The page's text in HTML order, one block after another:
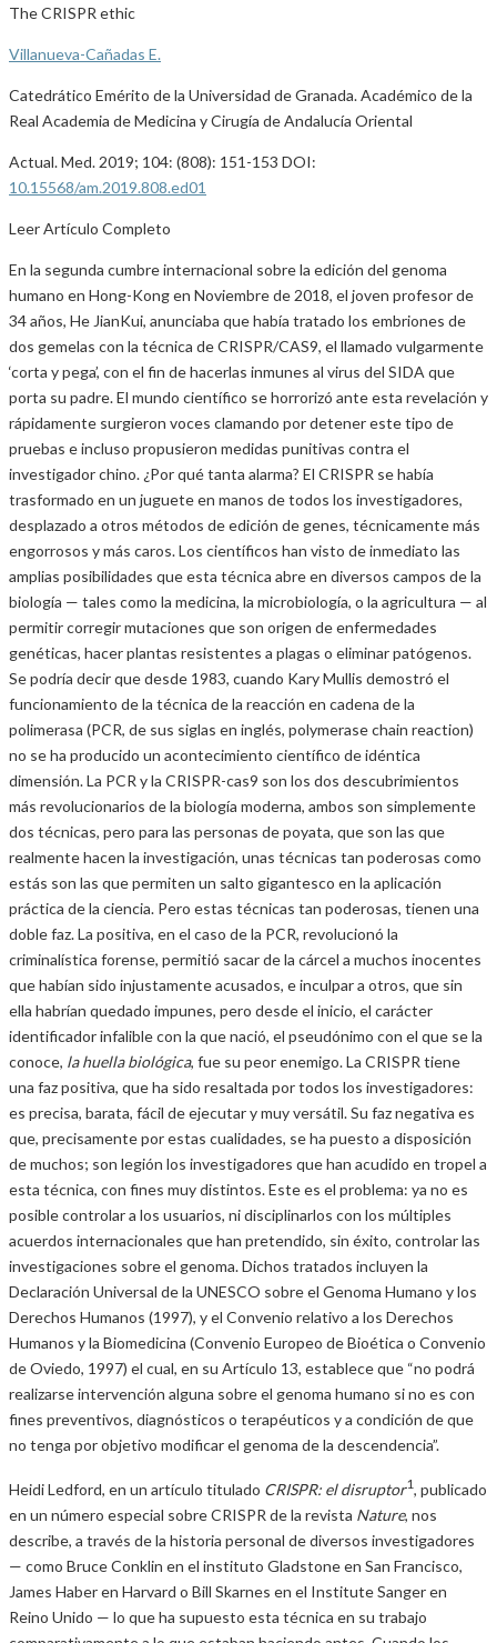
The CRISPR ethic
Villanueva-Cañadas E.
Catedrático Emérito de la Universidad de Granada. Académico de la
Real Academia de Medicina y Cirugía de Andalucía Oriental
Actual. Med. 2019; 104: (808): 151-153 DOI:
10.15568/am.2019.808.ed01
Leer Artículo Completo
En la segunda cumbre internacional sobre la edición del genoma
humano en Hong-Kong en Noviembre de 2018, el joven profesor de
34 años, He JianKui, anunciaba que había tratado los embriones de
dos gemelas con la técnica de CRISPR/CAS9, el llamado vulgarmente
‘corta y pega’, con el fin de hacerlas inmunes al virus del SIDA que
porta su padre. El mundo científico se horrorizó ante esta revelación y
rápidamente surgieron voces clamando por detener este tipo de
pruebas e incluso propusieron medidas punitivas contra el
investigador chino. ¿Por qué tanta alarma? El CRISPR se había
trasformado en un juguete en manos de todos los investigadores,
desplazado a otros métodos de edición de genes, técnicamente más
engorrosos y más caros. Los científicos han visto de inmediato las
amplias posibilidades que esta técnica abre en diversos campos de la
biología — tales como la medicina, la microbiología, o la agricultura — al
permitir corregir mutaciones que son origen de enfermedades
genéticas, hacer plantas resistentes a plagas o eliminar patógenos.
Se podría decir que desde 1983, cuando Kary Mullis demostró el
funcionamiento de la técnica de la reacción en cadena de la
polimerasa (PCR, de sus siglas en inglés, polymerase chain reaction)
no se ha producido un acontecimiento científico de idéntica
dimensión. La PCR y la CRISPR-cas9 son los dos descubrimientos
más revolucionarios de la biología moderna, ambos son simplemente
dos técnicas, pero para las personas de poyata, que son las que
realmente hacen la investigación, unas técnicas tan poderosas como
estás son las que permiten un salto gigantesco en la aplicación
práctica de la ciencia. Pero estas técnicas tan poderosas, tienen una
doble faz. La positiva, en el caso de la PCR, revolucionó la
criminalística forense, permitió sacar de la cárcel a muchos inocentes
que habían sido injustamente acusados, e inculpar a otros, que sin
ella habrían quedado impunes, pero desde el inicio, el carácter
identificador infalible con la que nació, el pseudónimo con el que se la
conoce, la huella biológica, fue su peor enemigo. La CRISPR tiene
una faz positiva, que ha sido resaltada por todos los investigadores:
es precisa, barata, fácil de ejecutar y muy versátil. Su faz negativa es
que, precisamente por estas cualidades, se ha puesto a disposición
de muchos; son legión los investigadores que han acudido en tropel a
esta técnica, con fines muy distintos. Este es el problema: ya no es
posible controlar a los usuarios, ni disciplinarlos con los múltiples
acuerdos internacionales que han pretendido, sin éxito, controlar las
investigaciones sobre el genoma. Dichos tratados incluyen la
Declaración Universal de la UNESCO sobre el Genoma Humano y los
Derechos Humanos (1997), y el Convenio relativo a los Derechos
Humanos y la Biomedicina (Convenio Europeo de Bioética o Convenio
de Oviedo, 1997) el cual, en su Artículo 13, establece que “no podrá
realizarse intervención alguna sobre el genoma humano si no es con
fines preventivos, diagnósticos o terapéuticos y a condición de que
no tenga por objetivo modificar el genoma de la descendencia”.
Heidi Ledford, en un artículo titulado CRISPR: el disruptor1, publicado
en un número especial sobre CRISPR de la revista Nature, nos
describe, a través de la historia personal de diversos investigadores
— como Bruce Conklin en el instituto Gladstone en San Francisco,
James Haber en Harvard o Bill Skarnes en el Institute Sanger en
Reino Unido — lo que ha supuesto esta técnica en su trabajo